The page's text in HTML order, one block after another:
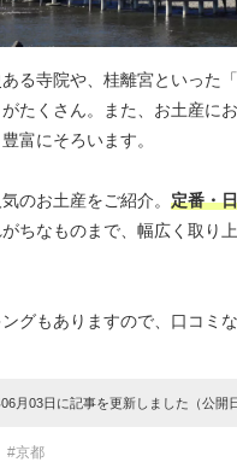
る寺院や、桂離宮といった
たくさん。また、お土産に
富にそろいます。
のお土産をご紹介。 定番・
がちなものまで、幅広く取り
グもありますので、口コミ
月03日に記事を更新しました（公開
#京都